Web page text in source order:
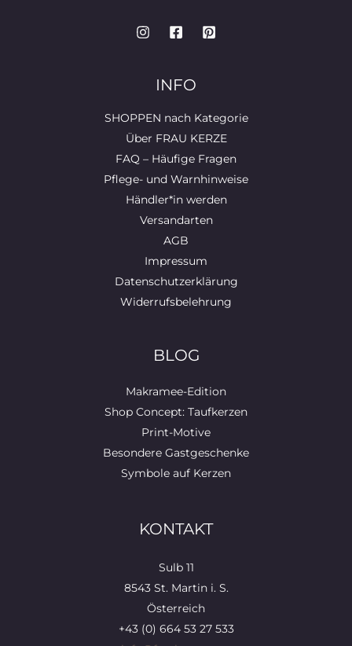
INFO
SHOPPEN nach Kategorie
Über FRAU KERZE
FAQ – Häufige Fragen
Pflege- und Warnhinweise
Händler*in werden
Versandarten
AGB
Impressum
Datenschutzerklärung
Widerrufsbelehrung
BLOG
Makramee-Edition
Shop Concept: Taufkerzen
Print-Motive
Besondere Gastgeschenke
Symbole auf Kerzen
KONTAKT
Sulb 11
8543 St. Martin i. S.
Österreich
+43 (0) 664 53 27 533